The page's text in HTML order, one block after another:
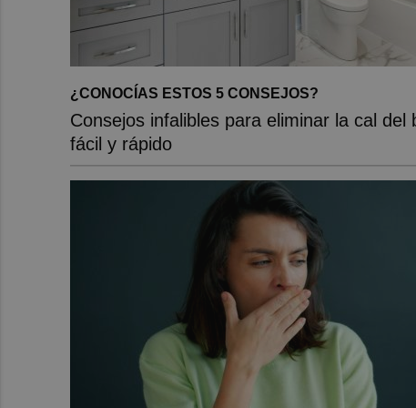
¿CONOCÍAS ESTOS 5 CONSEJOS?
Consejos infalibles para eliminar la cal del
fácil y rápido